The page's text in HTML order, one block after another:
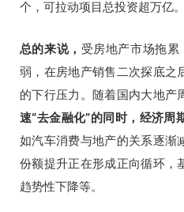
个，可拉动项目总投资超万亿。
总的来说， 受房地产市场拖
弱，在房地产销售二次探底之
的下行压力。 随着国内大地产
速“去金融化”的同时，经济周
如汽车消费与地产的关系逐渐
份额提升正在形成正向循环，
趋势性下降等。